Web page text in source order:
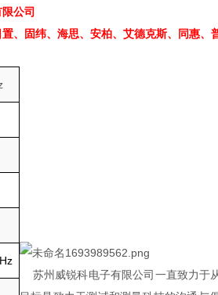
公司
、固纬、海思、安柏、艾德克斯、同惠、
苏州威锐科电子有限公司一直致力于